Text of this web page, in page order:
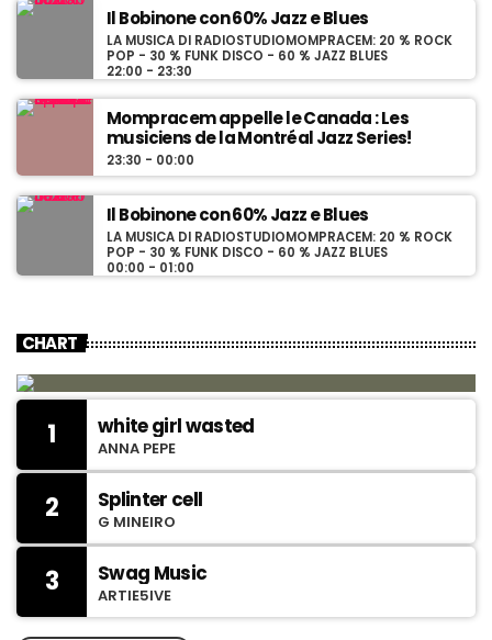
Il Bobinone con 60% Jazz e Blues
LA MUSICA DI RADIOSTUDIOMOMPRACEM: 20 % ROCK
POP - 30 % FUNK DISCO - 60 % JAZZ BLUES
22:00 - 23:30
Mompracem appelle le Canada : Les
musiciens de la Montréal Jazz Series!
23:30 - 00:00
Il Bobinone con 60% Jazz e Blues
LA MUSICA DI RADIOSTUDIOMOMPRACEM: 20 % ROCK
POP - 30 % FUNK DISCO - 60 % JAZZ BLUES
00:00 - 01:00
CHART
1 white girl wasted
ANNA PEPE
2 Splinter cell
G MINEIRO
3 Swag Music
ARTIE5IVE